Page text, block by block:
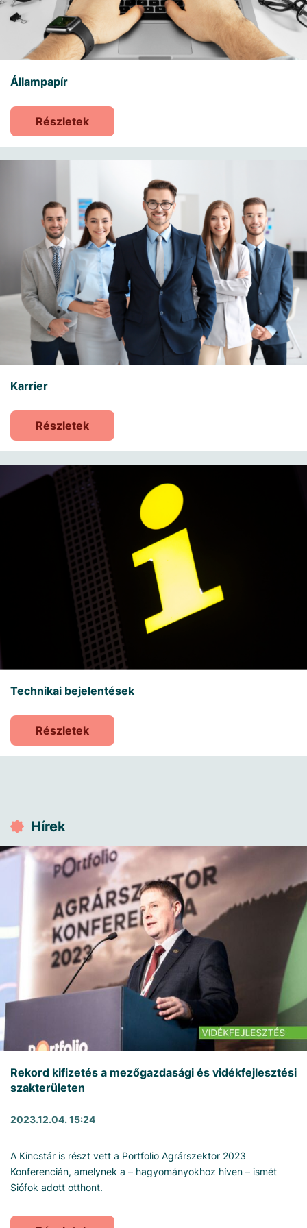
Állampapír
Részletek
Karrier
Részletek
Technikai bejelentések
Részletek
Hírek
Rekord kifizetés a mezőgazdasági és vidékfejlesztési
szakterületen
2023.12.04. 15:24
A Kincstár is részt vett a Portfolio Agrárszektor 2023
Konferencián, amelynek a – hagyományokhoz híven – ismét
Siófok adott otthont.